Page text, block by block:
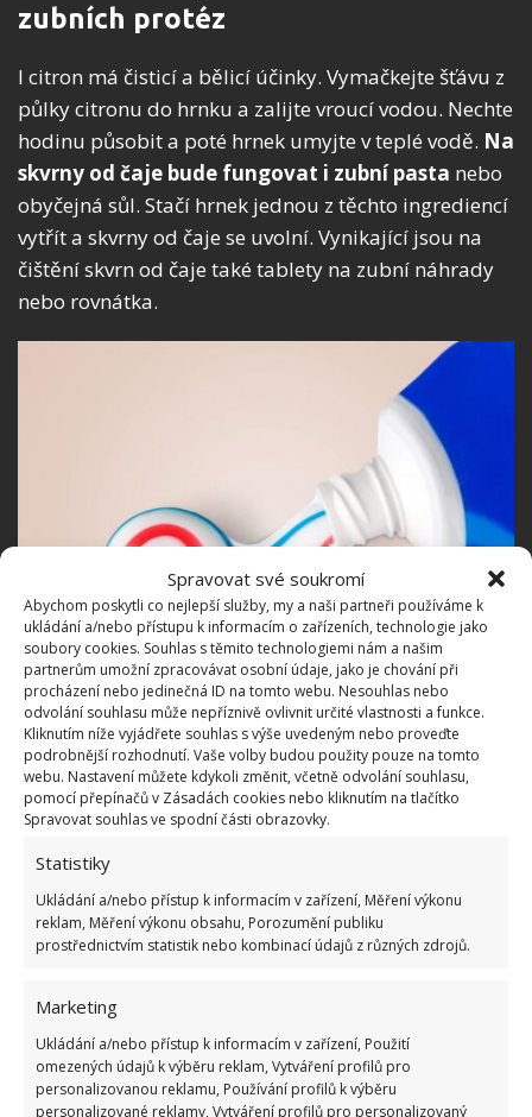
Spravovat své soukromí
Abychom poskytli co nejlepší služby, my a naši partneři používáme k
ukládání a/nebo přístupu k informacím o zařízeních, technologie jako
soubory cookies. Souhlas s těmito technologiemi nám a našim
partnerům umožní zpracovávat osobní údaje, jako je chování při
procházení nebo jedinečná ID na tomto webu. Nesouhlas nebo
odvolání souhlasu může nepříznivě ovlivnit určité vlastnosti a funkce.
Kliknutím níže vyjádřete souhlas s výše uvedeným nebo proveďte
podrobnější rozhodnutí. Vaše volby budou použity pouze na tomto
webu. Nastavení můžete kdykoli změnit, včetně odvolání souhlasu,
pomocí přepínačů v Zásadách cookies nebo kliknutím na tlačítko
Spravovat souhlas ve spodní části obrazovky.
Statistiky
Ukládání a/nebo přístup k informacím v zařízení, Měření výkonu
reklam, Měření výkonu obsahu, Porozumění publiku
prostřednictvím statistik nebo kombinací údajů z různých zdrojů.
Marketing
Ukládání a/nebo přístup k informacím v zařízení, Použití
omezených údajů k výběru reklam, Vytváření profilů pro
personalizovanou reklamu, Používání profilů k výběru
personalizované reklamy, Vytváření profilů pro personalizovaný
zubních protéz
I citron má čisticí a bělicí účinky. Vymačkejte šťávu z
půlky citronu do hrnku a zalijte vroucí vodou. Nechte
hodinu působit a poté hrnek umyjte v teplé vodě. Na
skvrny od čaje bude fungovat i zubní pasta nebo
obyčejná sůl. Stačí hrnek jednou z těchto ingrediencí
vytřít a skvrny od čaje se uvolní. Vynikající jsou na
čištění skvrn od čaje také tablety na zubní náhrady
nebo rovnátka.
Fotografie: Freepik
Obyčejný čajový sáček má své
využití i pří praní prádla. Oživí
džíny, mikinu či tričko
Stačí tabletu rozpustit ve špinavém hrnku podle
pokynů na obalu a nechat působit. Tato metoda
perfektně
podívat na jednoduchou metodu,jak z nábytku
odstranit nevzhledná kolečkapo hrncích a
skleničkách, která nejdou odstranit běžným